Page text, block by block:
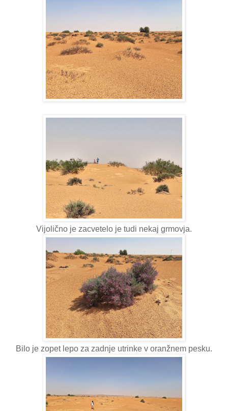
Vijolično je zacvetelo je tudi nekaj grmovja.
Bilo je zopet lepo za zadnje utrinke v oranžnem pesku.